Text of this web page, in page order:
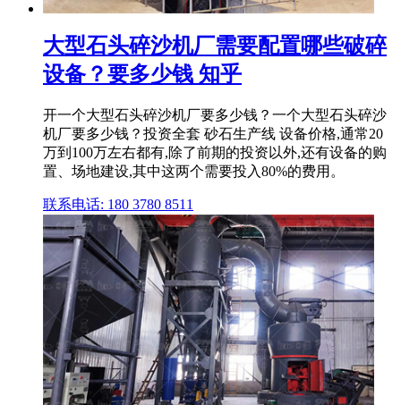
大型石头碎沙机厂需要配置哪些破碎
设备？要多少钱 知乎
开一个大型石头碎沙机厂要多少钱？一个大型石头碎沙
机厂要多少钱？投资全套 砂石生产线 设备价格,通常20
万到100万左右都有,除了前期的投资以外,还有设备的购
置、场地建设,其中这两个需要投入80%的费用。
联系电话: 180 3780 8511